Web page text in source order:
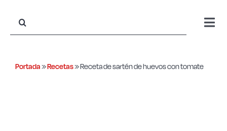
Portada»Recetas»Receta de sartén de huevos con tomate